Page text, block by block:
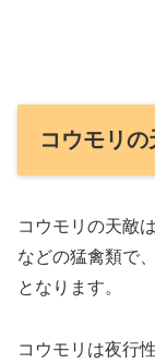
コウモリの
コウモリの天敵
などの猛禽類で
となります。
コウモリは夜行